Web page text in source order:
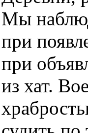
Мы
при
при
из хат.